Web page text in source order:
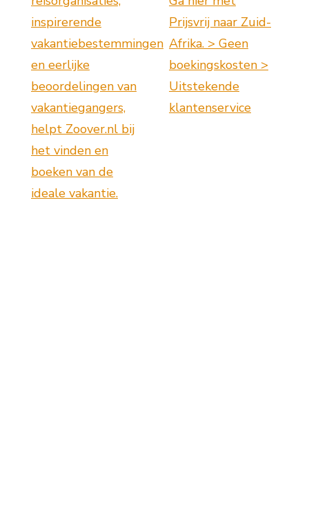
inspirerende
vakantiebestemmingen
en eerlijke
beoordelingen van
vakantiegangers,
helpt Zoover.nl bij
het vinden en
boeken van de
ideale vakantie.
Prijsvrij naar Zuid-
Afrika. > Geen
boekingskosten >
Uitstekende
klantenservice